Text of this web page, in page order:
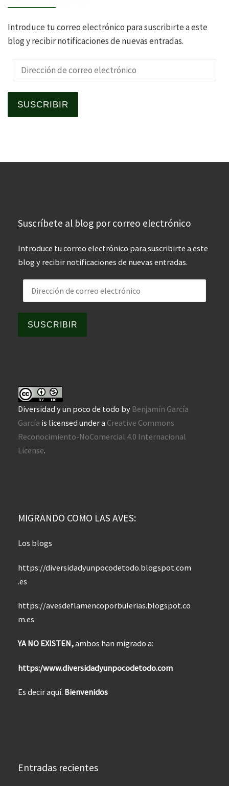
Introduce tu correo electrónico para suscribirte a este
blog y recibir notificaciones de nuevas entradas.
Dirección de correo electrónico
SUSCRIBIR
Suscríbete al blog por correo electrónico
Introduce tu correo electrónico para suscribirte a este
blog y recibir notificaciones de nuevas entradas.
Dirección de correo electrónico
SUSCRIBIR
Diversidad y un poco de todo by Benjamín García
García is licensed under a Creative Commons
Reconocimiento-NoComercial 4.0 Internacional
License.
MIGRANDO COMO LAS AVES:
Los blogs
https://diversidadyunpocodetodo.blogspot.com
.es
https://avesdeflamencoporbulerias.blogspot.co
m.es
YA NO EXISTEN,ambos han migrado a:
https:/www.diversidadyunpocodetodo.com
Es decir aquí. Bienvenidos
Entradas recientes